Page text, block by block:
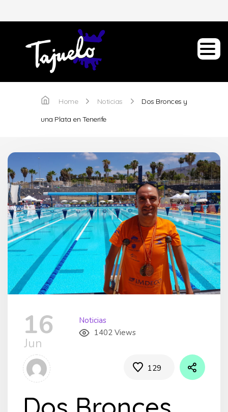
Home Noticias
Dos Bronces y
una Plata en Tenerife
16
Jun
Noticias
1402 Views
129